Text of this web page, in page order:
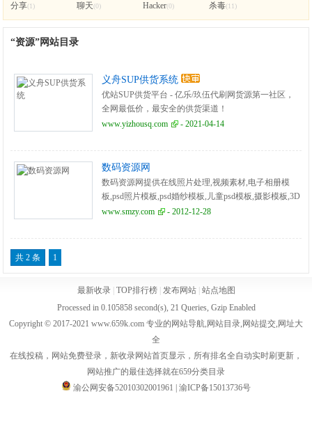
分享(1) 聊天(0) Hacker(0) 杀毒(11)
“资源”网站目录
义舟SUP供货系统
优站SUP供货平台 - 亿乐/玖伍代刷网货源第一社区，
全网最低价，最安全的供货渠道！
www.yizhousq.com
- 2021-04-14
数码资源网
数码资源网提供在线照片处理,视频素材,电子相册模
板,psd照片模板,psd婚纱模板,儿童psd模板,摄影模板,3D
模型下载,图片素材,音效素材和软件插件下载。
www.smzy.com - 2012-12-28
共 2 条 1
最新收录| TOP排行榜| 发布网站| 站点地图
Processed in 0.105858 second(s), 21 Queries, Gzip Enabled
Copyright © 2017-2021 www.659k.com 专业的网站导航,网站目录,网站提交,网址大
全
在线投稿，网站免费登录，新收录网站首页显示，所有排名全自动实时刷更新，
网站推广的最佳选择就在659分类目录
渝公网安备52010302001961
渝ICP备15013736号